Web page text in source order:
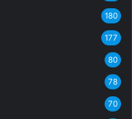
180
177
80
78
70